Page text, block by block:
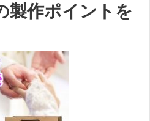
製作ポイントを